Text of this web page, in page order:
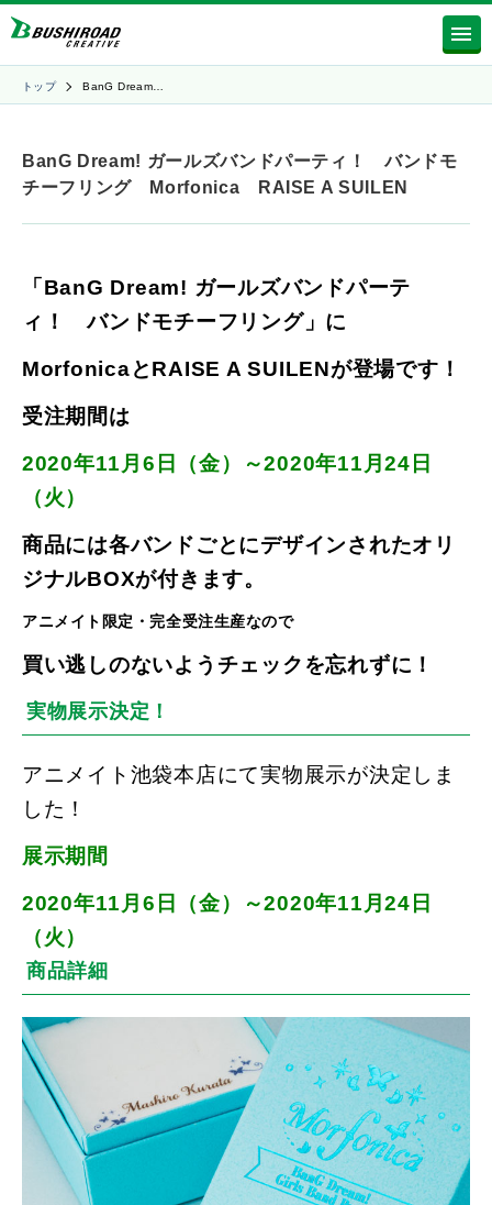
トップ BanG Dream…
BanG Dream! ガールズバンドパーティ！ バンドモ
チーフリング Morfonica RAISE A SUILEN
「 BanG Dream! ガールズバンドパーテ
ィ！ バンドモチーフリング」に
MorfonicaとRAISE A SUILENが登場です！
受注期間は
2020年11月6日（金）～2020年11月24日
（火）
商品には各バンドごとにデザインされたオリ
ジナルBOXが付きます。
アニメイト限定・完全受注生産なので
買い逃しのないよう チェックを忘れずに！
実物展示決定！
アニメイト池袋本店にて実物展示が決定しま
した！
展示期間
2020年11月6日（金）～2020年11月24日
（火）
商品詳細